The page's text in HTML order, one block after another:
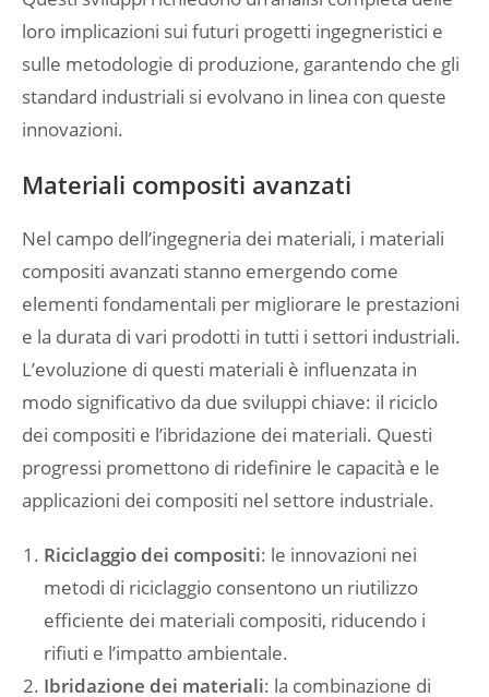
loro implicazioni sui futuri progetti ingegneristici e
sulle metodologie di produzione, garantendo che gli
standard industriali si evolvano in linea con queste
innovazioni.
Materiali compositi avanzati
Nel campo dell’ingegneria dei materiali, i materiali
compositi avanzati stanno emergendo come
elementi fondamentali per migliorare le prestazioni
e la durata di vari prodotti in tutti i settori industriali.
L’evoluzione di questi materiali è influenzata in
modo significativo da due sviluppi chiave: il riciclo
dei compositi e l’ibridazione dei materiali. Questi
progressi promettono di ridefinire le capacità e le
applicazioni dei compositi nel settore industriale.
Riciclaggio dei compositi: le innovazioni nei
metodi di riciclaggio consentono un riutilizzo
efficiente dei materiali compositi, riducendo i
rifiuti e l’impatto ambientale.
Ibridazione dei materiali: la combinazione di